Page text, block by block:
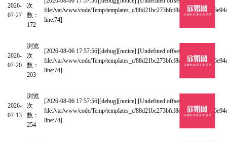
2026-
07-27
次
数：
172
file:/var/www/code/Temp/templates_c/
line:74]
西安｜环境好到离谱的35桌新中式宴席场地～
2026-
07-20
浏览
次
数：
203
[2026-08-06 17:57:56][debug][notice]:[Undefined offset: 0 at
file:/var/www/code/Temp/templates_c/
line:74]
西安高新区适合宴请的品质场地 餐标一千多
2026-
07-13
浏览
次
数：
254
[2026-08-06 17:57:56][debug][notice]:[Undefined offset: 0 at
file:/var/www/code/Temp/templates_c/
line:74]